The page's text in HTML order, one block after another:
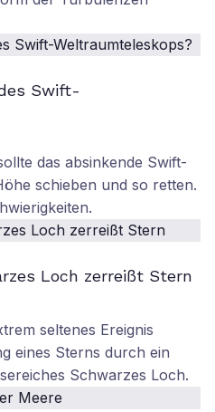
Swift-
das absinkende Swift-
schieben und so retten.
Loch zerreißt Stern
seltenes Ereignis
eines Sterns durch ein
Schwarzes Loch.